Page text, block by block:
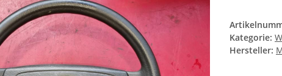
Kategorie:
Hersteller: